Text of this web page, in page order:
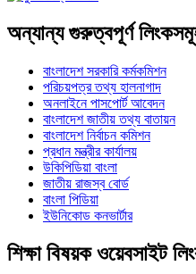
অন্যান্য গুরুত্বপূর্ণ
বাংলাদেশ সরকারি কর্মকমিশন
পরিচয়পত্র তথ্য হালনাগাদ
অনলাইনে পাসপোর্ট আবেদন
বাংলাদেশ জাতীয় তথ্য বাতায়ন
বাংলাদেশ নির্বাচন কমিশন
প্রধান মন্ত্রীর কার্যালয়
উকিপিডিয়া বাংলা
জাতীয় রাজস্ব বোর্ড
বাংলা পিডিয়া
ইউনিকোড কনভার্টার
শিক্ষা বিষয়ক ওয়েবসাইট